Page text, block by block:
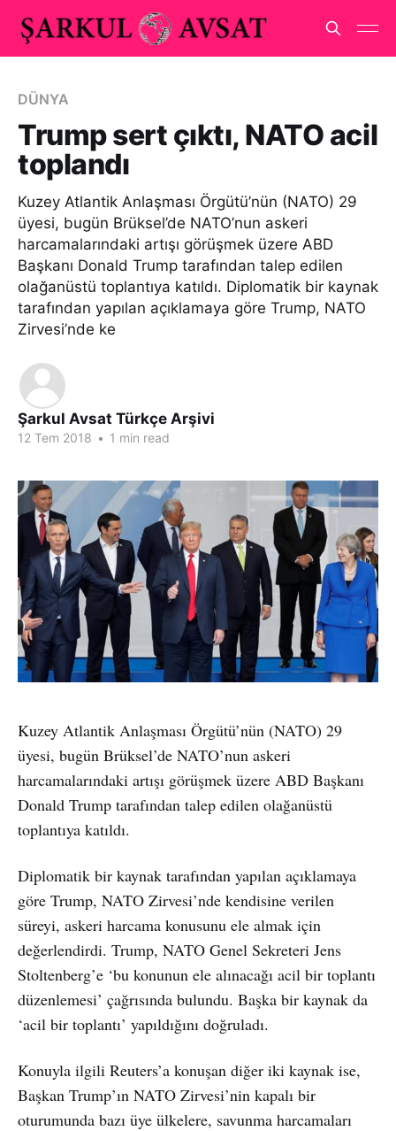
DÜNYA
Trump sert çıktı, NATO acil
toplandı
Kuzey Atlantik Anlaşması Örgütü’nün (NATO) 29
üyesi, bugün Brüksel’de NATO’nun askeri
harcamalarındaki artışı görüşmek üzere ABD
Başkanı Donald Trump tarafından talep edilen
olağanüstü toplantıya katıldı. Diplomatik bir kaynak
tarafından yapılan açıklamaya göre Trump, NATO
Zirvesi’nde ke
Şarkul Avsat Türkçe Arşivi
12 Tem 2018 • 1 min read
Kuzey Atlantik Anlaşması Örgütü’nün (NATO) 29
üyesi, bugün Brüksel’de NATO’nun askeri
harcamalarındaki artışı görüşmek üzere ABD Başkanı
Donald Trump tarafından talep edilen olağanüstü
toplantıya katıldı.
Diplomatik bir kaynak tarafından yapılan açıklamaya
göre Trump, NATO Zirvesi’nde kendisine verilen
süreyi, askeri harcama konusunu ele almak için
değerlendirdi. Trump, NATO Genel Sekreteri Jens
Stoltenberg’e ‘bu konunun ele alınacağı acil bir toplantı
düzenlemesi’ çağrısında bulundu. Başka bir kaynak da
‘acil bir toplantı’ yapıldığını doğruladı.
Konuyla ilgili Reuters’a konuşan diğer iki kaynak ise,
Başkan Trump’ın NATO Zirvesi’nin kapalı bir
oturumunda bazı üye ülkelere, savunma harcamaları